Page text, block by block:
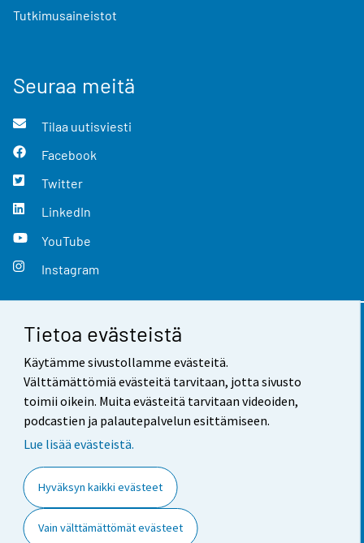
Tietoa evästeistä
Käytämme sivustollamme evästeitä.
Välttämättömiä evästeitä tarvitaan, jotta sivusto
toimii oikein. Muita evästeitä tarvitaan videoiden,
podcastien ja palautepalvelun esittämiseen.
Lue lisää evästeistä.
Hyväksyn kaikki evästeet
Vain välttämättömät evästeet
Tutkimusaineistot
Seuraa meitä
Tilaa uutisviesti
Facebook
Twitter
LinkedIn
YouTube
Instagram
Yhteystiedot
Palaute
Käyttöehdot
Saavutettavuus
Tietoa sivustosta
Evästeasetukset